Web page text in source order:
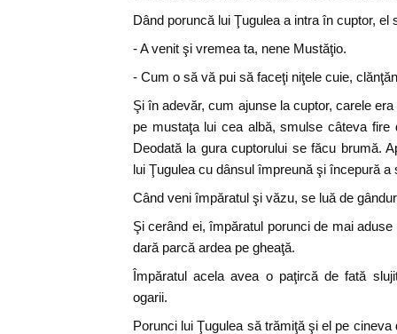
Dând poruncă lui Ţugulea a intra în cuptor, el
- A venit şi vremea ta, nene Mustăţio.
- Cum o să vă pui să faceţi niţele cuie,
Şi în adevăr, cum ajunse la cuptor, carele
pe mustaţa lui cea albă, smulse câteva
Deodată la gura cuptorului se făcu brumă.
lui Ţugulea cu dânsul împreună şi începură a
Când veni împăratul şi văzu, se luă de
Şi cerând ei, împăratul porunci de mai
dară parcă ardea pe gheaţă.
Împăratul acela avea o paţircă de fată
ogarii.
Porunci lui Ţugulea să trămiţă şi el pe